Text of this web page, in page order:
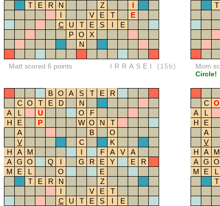
T
E R N Z
I
I
V E T
E
C
U T E S I
E
P O
X
N
Matt scored 6 points IRRASEI (15b)
T
Mom
Circle!
B O A S T E
R
C O T E D
N
A
L U O
F
H
E P W O N
T
A
B
O
V
C
K
H
A M I F A V
A
A G O Q I G R E Y E
R
M
E L O
E
T
E R N
Z
I
V E
T
C
U T E S I
E
C O
A
L
H
E
A
V
H
A
M
A G O
M
E
L
T